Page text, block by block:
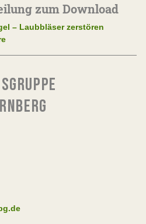
zum Download
– Laubbläser zerstören